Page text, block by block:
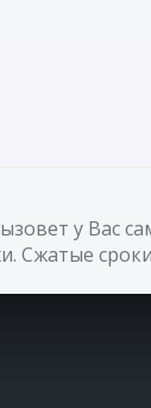
у Вас
Сжатые